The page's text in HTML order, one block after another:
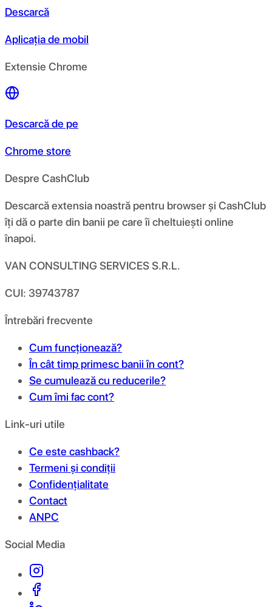
Descarcă
Aplicația de mobil
Extensie Chrome
Descarcă de pe
Chrome store
Despre CashClub
Descarcă extensia noastră pentru browser și CashClub
îți dă o parte din banii pe care îi cheltuiești online
înapoi.
VAN CONSULTING SERVICES S.R.L.
CUI: 39743787
Întrebări frecvente
Cum funcționează?
În cât timp primesc banii în cont?
Se cumulează cu reducerile?
Cum îmi fac cont?
Link-uri utile
Ce este cashback?
Termeni și condiții
Confidențialitate
Contact
ANPC
Social Media